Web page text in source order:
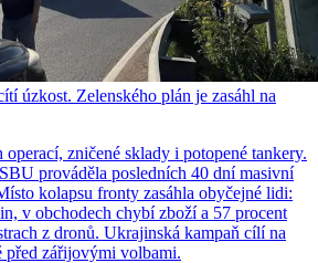
úzkost. Zelenského plán je zasáhl na
zničené sklady i potopené tankery.
prováděla posledních 40 dní masivní
kolapsu fronty zasáhla obyčejné lidi:
v obchodech chybí zboží a 57 procent
z dronů. Ukrajinská kampaň cílí na
před zářijovými volbami.